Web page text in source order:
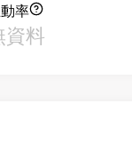
率
資料